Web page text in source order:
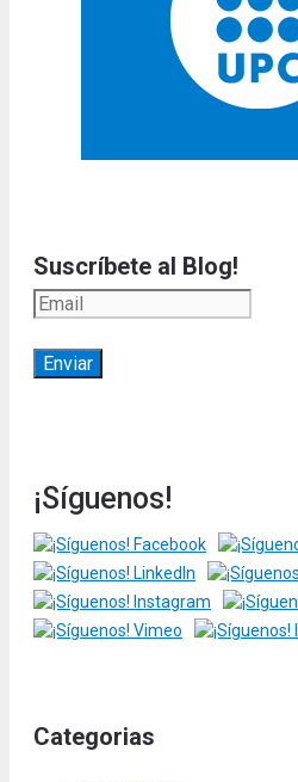
Suscríbete al Blog!
¡Síguenos!
Categorias